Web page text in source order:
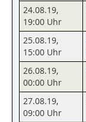
24.08.19,
19:00 Uhr
25.08.19,
15:00 Uhr
26.08.19,
00:00 Uhr
27.08.19,
09:00 Uhr